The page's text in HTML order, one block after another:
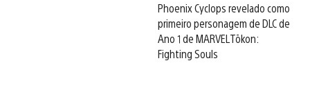
Phoenix Cyclops revelado como
primeiro personagem de DLC de
Ano 1 de MARVEL Tōkon:
Fighting Souls